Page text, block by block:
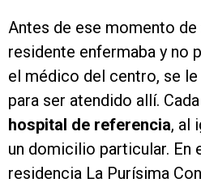
Antes de ese momento
residente enfermaba y no
el médico del centro, se
para ser atendido allí.
hospital de referencia, al
un domicilio particular. En
residencia La Purísima